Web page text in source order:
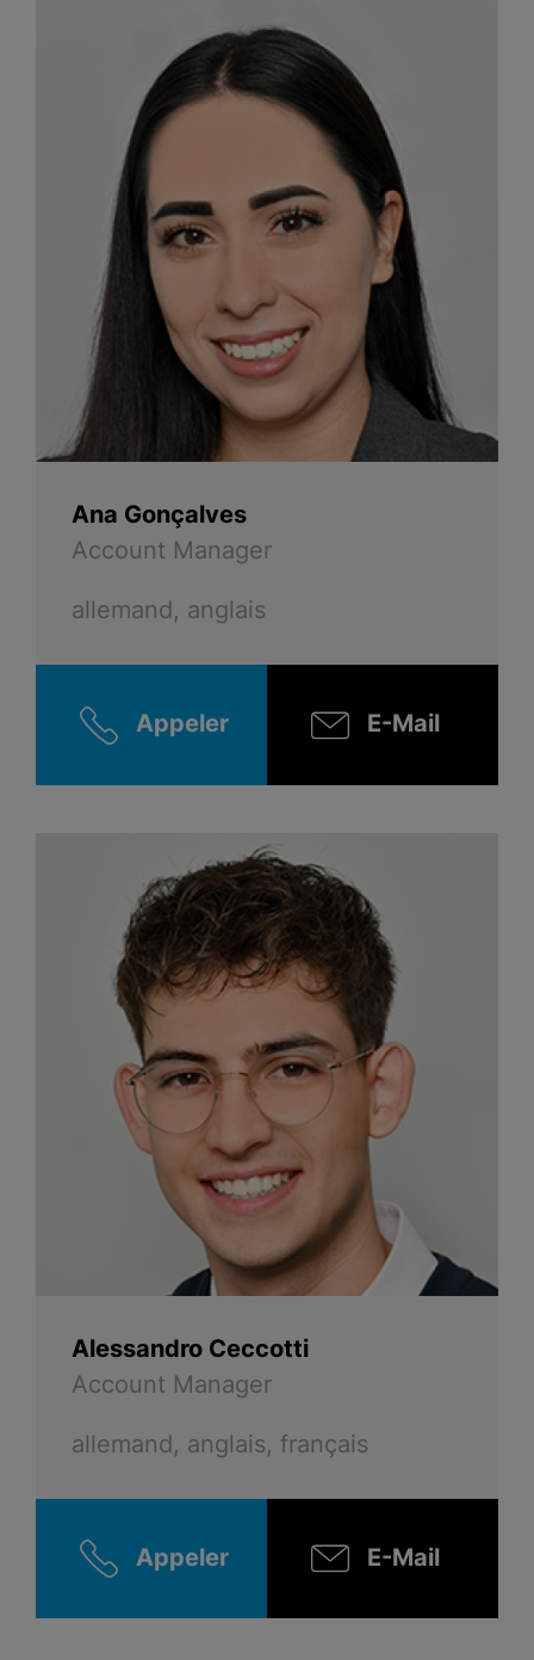
Ana Gonçalves
Account Manager
allemand, anglais
Appeler E-Mail
Alessandro Ceccotti
Account Manager
allemand, anglais, français
Appeler E-Mail